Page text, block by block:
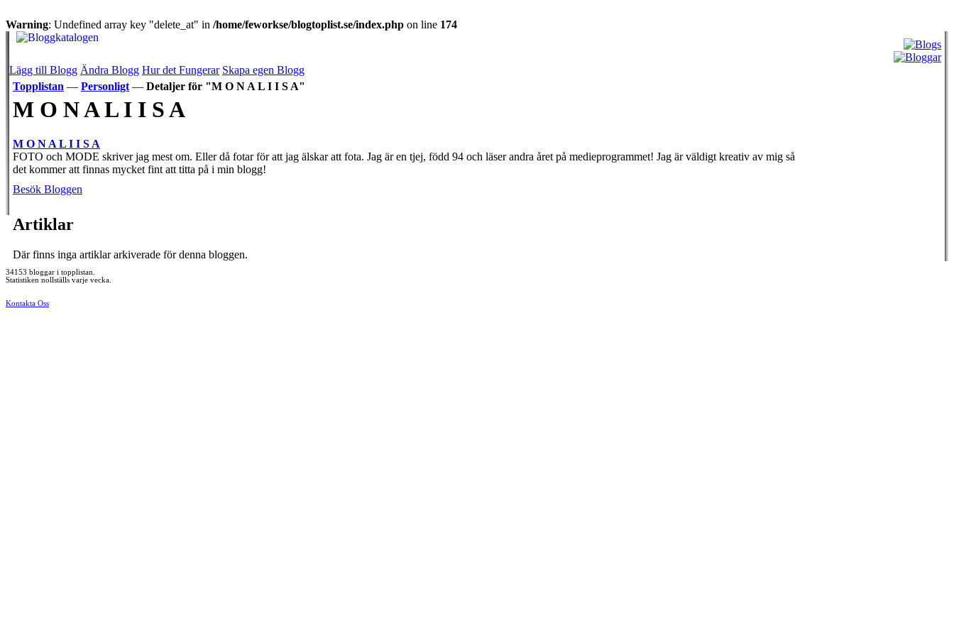
Warning: Undefined array key "delete_at" in /home/feworkse/blogtoplist.se/index.php on line 174
Lägg till Blogg Ändra Blogg Hur det Fungerar Skapa egen Blogg
Topplistan — Personligt — Detaljer för "M O N A L I I S A"
M O N A L I I S A
M O N A L I I S A
FOTO och MODE skriver jag mest om. Eller då fotar för att jag älskar att fota. Jag är en tjej, född 94 och läser andra året på medieprogrammet! Jag är väldigt kreativ av mig så
det kommer att finnas mycket fint att titta på i min blogg!
Besök Bloggen
Artiklar
Där finns inga artiklar arkiverade för denna bloggen.
34153 bloggar i topplistan.
Statistiken nollställs varje vecka.
Kontakta Oss